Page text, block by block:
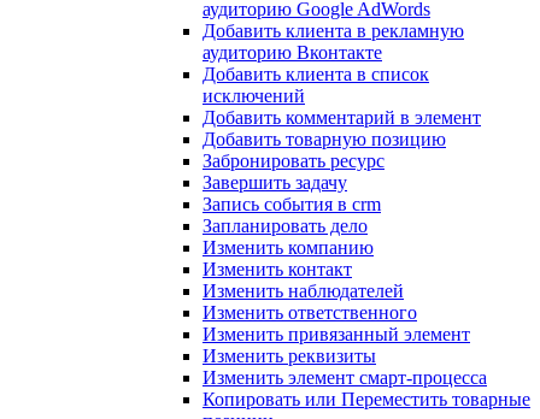
аудиторию Google AdWords
Добавить клиента в рекламную
аудиторию Вконтакте
Добавить клиента в список
исключений
Добавить комментарий в элемент
Добавить товарную позицию
Забронировать ресурс
Завершить задачу
Запись события в crm
Запланировать дело
Изменить компанию
Изменить контакт
Изменить наблюдателей
Изменить ответственного
Изменить привязанный элемент
Изменить реквизиты
Изменить элемент смарт-процесса
Копировать или Переместить товарные